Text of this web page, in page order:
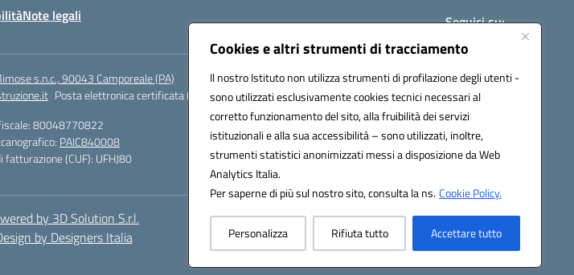
Cookies e altri strumenti di tracciamento
Il nostro Istituto non utilizza strumenti di profilazione degli utenti -
sono utilizzati esclusivamente cookies tecnici necessari al
corretto funzionamento del sito, alla fruibilità dei servizi
istituzionali e alla sua accessibilità – sono utilizzati, inoltre,
strumenti statistici anonimizzati messi a disposizione da Web
Analytics Italia.
Per saperne di più sul nostro sito, consulta la ns.Cookie Policy.
Personalizza Rifiuta tutto Accettare tutto
Note legali Seguici su:
s.n.c., 90043 Camporeale (PA)
Posta elettronica certificata (PEC):paic840008@pec.istruzione.it
80048770822
PAIC840008
fatturazione (CUF): UFHJ80
by 3D Solution S.r.l.
by Designers Italia